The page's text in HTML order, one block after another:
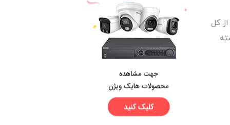
وسیع صورت می گیرید. تقریبا 90 در صد از کل